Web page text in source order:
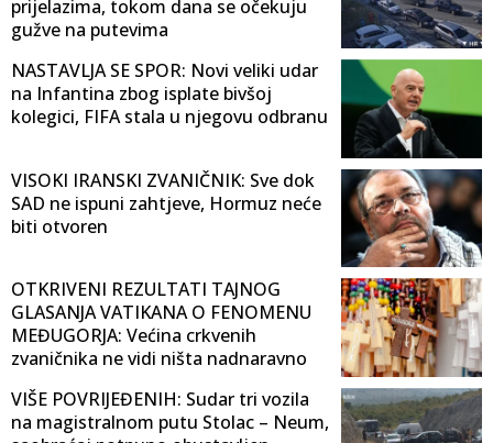
prijelazima, tokom dana se očekuju
gužve na putevima
NASTAVLJA SE SPOR: Novi veliki udar
na Infantina zbog isplate bivšoj
kolegici, FIFA stala u njegovu odbranu
VISOKI IRANSKI ZVANIČNIK: Sve dok
SAD ne ispuni zahtjeve, Hormuz neće
biti otvoren
OTKRIVENI REZULTATI TAJNOG
GLASANJA VATIKANA O FENOMENU
MEĐUGORJA: Većina crkvenih
zvaničnika ne vidi ništa nadnaravno
VIŠE POVRIJEĐENIH: Sudar tri vozila
na magistralnom putu Stolac – Neum,